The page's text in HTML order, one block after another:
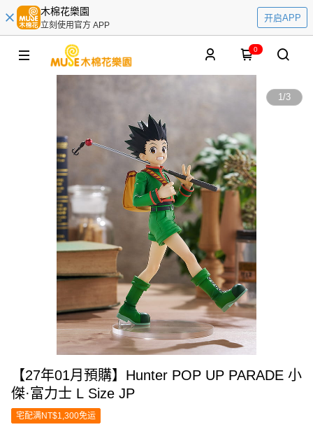
木棉花樂園
立刻使用官方 APP
开启APP
0
1/3
【27年01月預購】Hunter POP UP PARADE 小
傑·富力士 L Size JP
宅配满NT$1,300免运